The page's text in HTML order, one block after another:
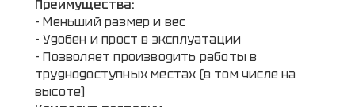
Преимущества:
- Меньший размер и вес
- Удобен и прост в эксплуатации
- Позволяет производить работы в
труднодоступных местах (в том числе на
высоте)